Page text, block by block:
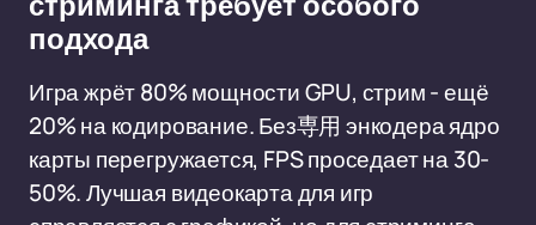
подхода
Игра жрёт 80% мощности GPU, стрим - ещё
20% на кодирование. Без専用 энкодера ядро
карты перегружается, FPS проседает на 30-
50%. Лучшая видеокарта для игр